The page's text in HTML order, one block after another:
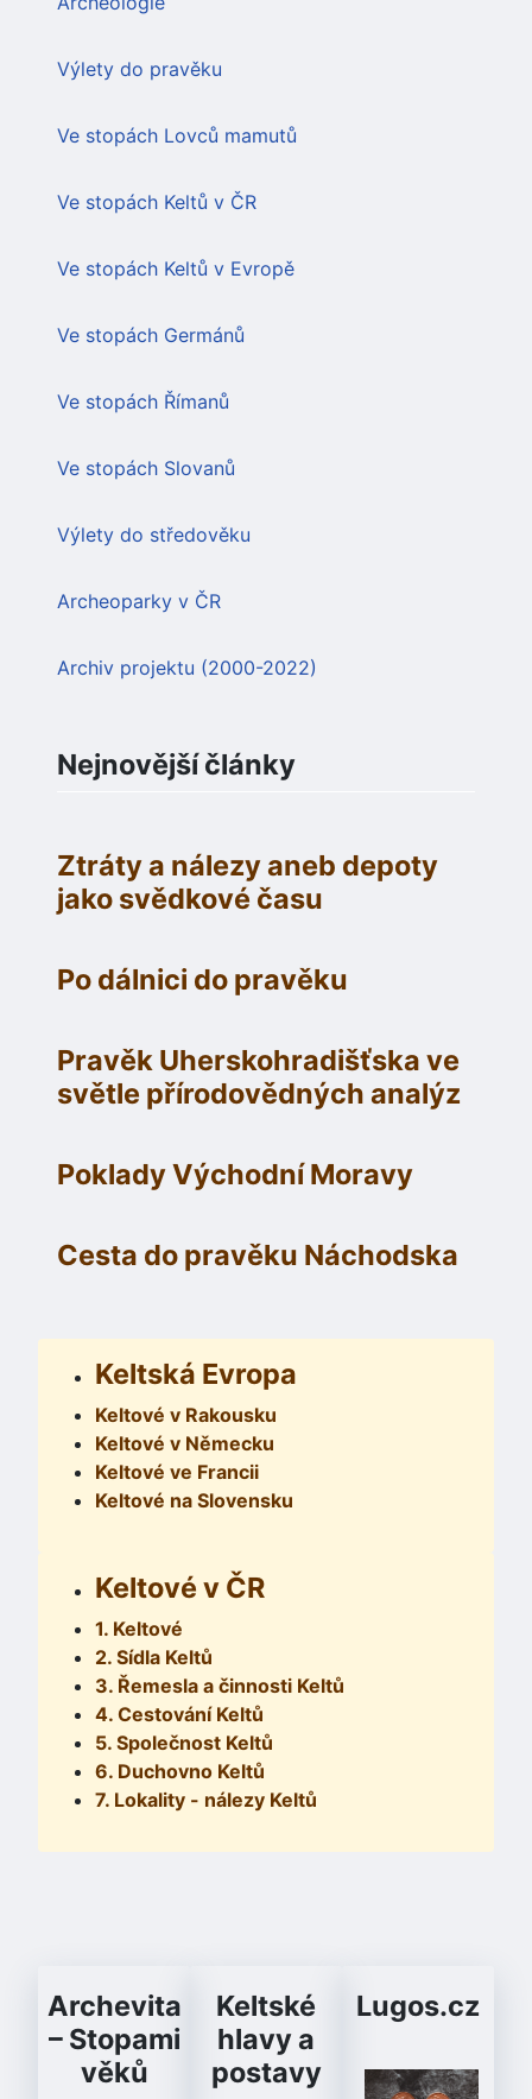
Výlety do pravěku
Ve stopách Lovců mamutů
Ve stopách Keltů v ČR
Ve stopách Keltů v Evropě
Ve stopách Germánů
Ve stopách Římanů
Ve stopách Slovanů
Výlety do středověku
Archeoparky v ČR
Archiv projektu (2000-2022)
Nejnovější články
Ztráty a nálezy aneb depoty
jako svědkové času
Po dálnici do pravěku
Pravěk Uherskohradišťska ve
světle přírodovědných analýz
Poklady Východní Moravy
Cesta do pravěku Náchodska
Keltská Evropa
Keltové v Rakousku
Keltové v Německu
Keltové ve Francii
Keltové na Slovensku
Keltové v ČR
1. Keltové
2. Sídla Keltů
3. Řemesla a činnosti Keltů
4. Cestování Keltů
5. Společnost Keltů
6. Duchovno Keltů
7. Lokality - nálezy Keltů
Archevita
– Stopami
věků
Keltské
hlavy a
postavy
Lugos.cz